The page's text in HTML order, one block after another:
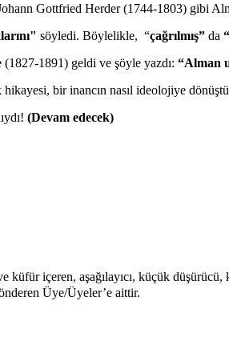
Gottfried Herder (1744-1803) gibi
söyledi. Böylelikle, “çağrılmış” da
1891) geldi ve şöyle yazdı: “Alman
hikayesi, bir inancın nasıl ideolojiye
(Devam edecek)
küfür içeren, aşağılayıcı, küçük
Üye/Üyeler’e aittir.